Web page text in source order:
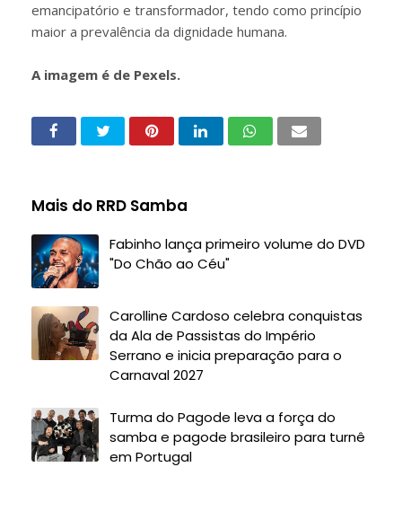
emancipatório e transformador, tendo como princípio
maior a prevalência da dignidade humana.
A imagem é de Pexels.
Mais do RRD Samba
Fabinho lança primeiro volume do DVD
"Do Chão ao Céu"
Carolline Cardoso celebra conquistas
da Ala de Passistas do Império
Serrano e inicia preparação para o
Carnaval 2027
Turma do Pagode leva a força do
samba e pagode brasileiro para turnê
em Portugal